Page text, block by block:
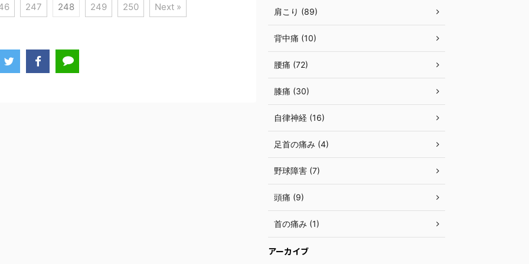
247 248 249 250 Next » 肩こり (89)
背中痛 (10)
腰痛 (72)
膝痛 (30)
自律神経 (16)
足首の痛み (4)
野球障害 (7)
頭痛 (9)
首の痛み (1)
アーカイブ